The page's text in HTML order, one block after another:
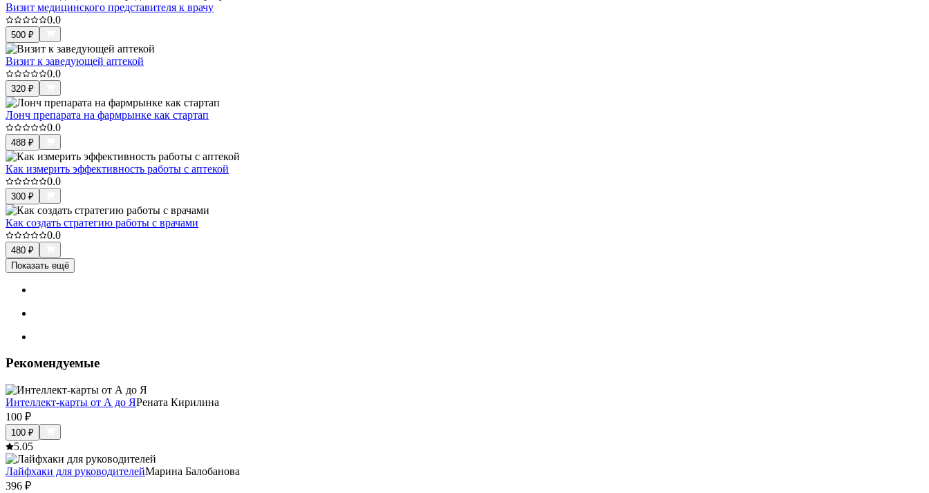
Визит медицинского представителя к врачу
0.0
500 ₽
Визит к заведующей аптекой
0.0
320 ₽
Лонч препарата на фармрынке как стартап
0.0
488 ₽
Как измерить эффективность работы с аптекой
0.0
300 ₽
Как создать стратегию работы с врачами
0.0
480 ₽
Показать ещё
Рекомендуемые
Интеллект-карты от А до ЯРената Кирилина
100 ₽
100 ₽
5.05
Лайфхаки для руководителейМарина Балобанова
396 ₽